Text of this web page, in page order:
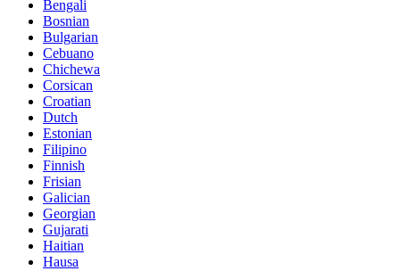
Bengali
Bosnian
Bulgarian
Cebuano
Chichewa
Corsican
Croatian
Dutch
Estonian
Filipino
Finnish
Frisian
Galician
Georgian
Gujarati
Haitian
Hausa